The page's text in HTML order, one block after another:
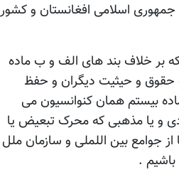
اسلامی افغانستان و کشور
که بر خلاف بند های الف و ب ماده
حقوق و حیثیت دیگران و حفظ
بیستم همان کنوانسیون می
و یا مذهبی که محرک تبعیض یا
جوامع بین اللملی و سازمان ملل
.